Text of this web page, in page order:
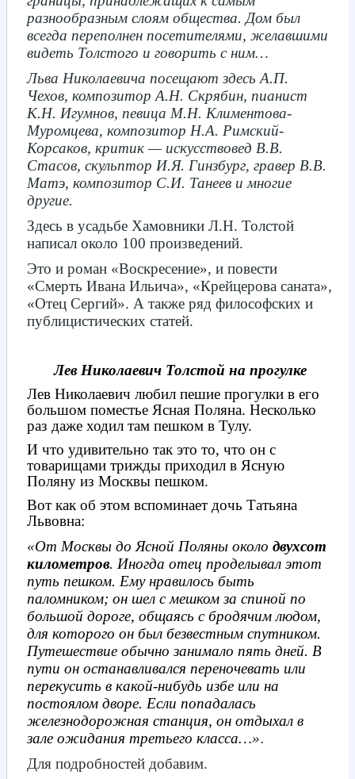
разнообразным слоям общества. Дом был
всегда переполнен посетителями, желавшими
видеть Толстого и говорить с ним…
Льва Николаевича посещают здесь А.П.
Чехов, композитор А.Н. Скрябин, пианист
К.Н. Игумнов, певица М.Н. Климентова-
Муромцева, композитор Н.А. Римский-
Корсаков, критик — искусствовед В.В.
Стасов, скульптор И.Я. Гинзбург, гравер В.В.
Матэ, композитор С.И. Танеев и многие
другие.
Здесь в усадьбе Хамовники Л.Н. Толстой
написал около 100 произведений.
Это и роман «Воскресение», и повести
«Смерть Ивана Ильича», «Крейцерова саната»,
«Отец Сергий». А также ряд философских и
публицистических статей.
Лев Николаевич Толстой на прогулке
Лев Николаевич любил пешие прогулки в его
большом поместье Ясная Поляна. Несколько
раз даже ходил там пешком в Тулу.
И что удивительно так это то, что он с
товарищами трижды приходил в Ясную
Поляну из Москвы пешком.
Вот как об этом вспоминает дочь Татьяна
Львовна:
«От Москвы до Ясной Поляны около двухсот
километров. Иногда отец проделывал этот
путь пешком. Ему нравилось быть
паломником; он шел с мешком за спиной по
большой дороге, общаясь с бродячим людом,
для которого он был безвестным спутником.
Путешествие обычно занимало пять дней. В
пути он останавливался переночевать или
перекусить в какой-нибудь избе или на
постоялом дворе. Если попадалась
железнодорожная станция, он отдыхал в
зале ожидания третьего класса…».
Для подробностей добавим.